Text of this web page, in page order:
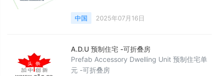
中国 2025年07月16日
A.D.U 预制住宅 -可折叠房
Prefab Accessory Dwelling Unit 预制住宅单
元 -可折叠房